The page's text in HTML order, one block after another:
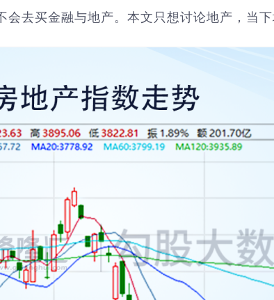
去买金融与地产。本文只想讨论地产，当